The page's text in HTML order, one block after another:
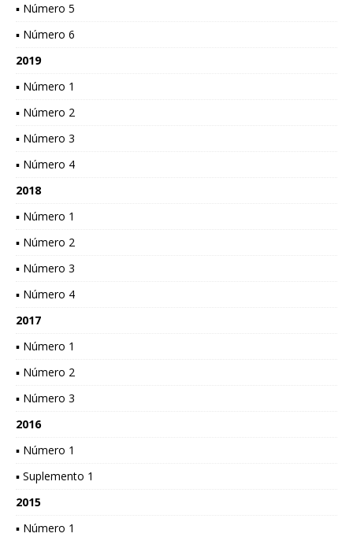
▪ Número 5
▪ Número 6
2019
▪ Número 1
▪ Número 2
▪ Número 3
▪ Número 4
2018
▪ Número 1
▪ Número 2
▪ Número 3
▪ Número 4
2017
▪ Número 1
▪ Número 2
▪ Número 3
2016
▪ Número 1
▪ Suplemento 1
2015
▪ Número 1